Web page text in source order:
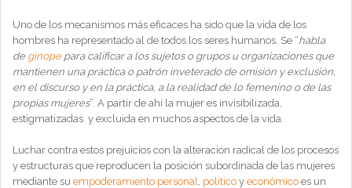
Uno de los mecanismos más eficaces ha sido que la vida de los
hombres ha representado al de todos los seres humanos. Se “habla
de ginopepara calificar a los sujetos o grupos u organizaciones que
mantienen una práctica o patrón inveterado de omisión y exclusión,
en el discurso y en la práctica, a la realidad de lo femenino o de las
propias mujeres”. A partir de ahí la mujer es invisibilizada,
estigmatizadas y excluida en muchos aspectos de la vida.
Luchar contra estos prejuicios con la alteración radical de los procesos
y estructuras que reproducen la posición subordinada de las mujeres
mediante su empoderamiento personal, político y económico es un